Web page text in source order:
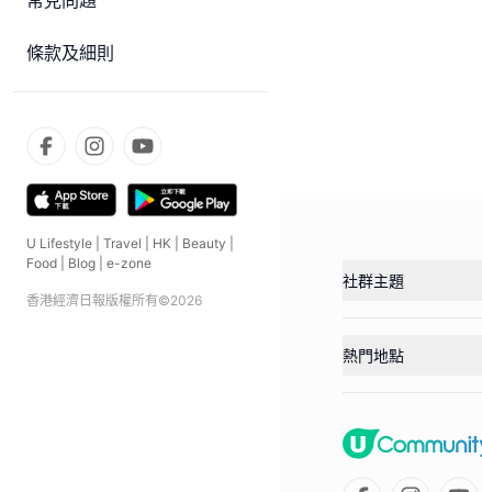
條款及細則
U Lifestyle Travel HK Beauty
Food
Blog e-zone
香港經濟日報版權所有©2026
社群主題
熱門地點